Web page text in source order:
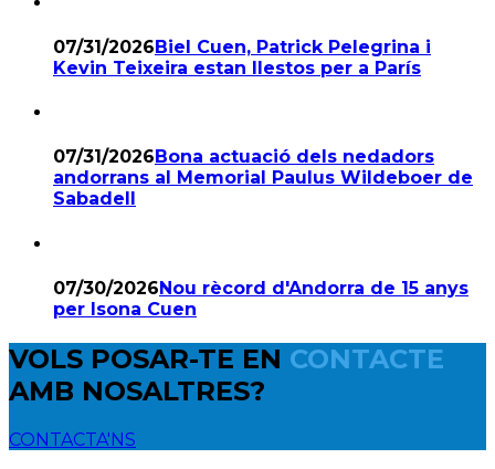
07/31/2026Biel Cuen, Patrick Pelegrina i
Kevin Teixeira estan llestos per a París
07/31/2026 Bona actuació dels nedadors
andorrans al Memorial Paulus Wildeboer de
Sabadell
07/30/2026Nou rècord d'Andorra de 15 anys
per Isona Cuen
VOLS POSAR-TE EN CONTACTE
AMB NOSALTRES?
CONTACTA'NS